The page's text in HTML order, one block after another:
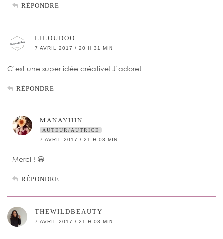
RÉPONDRE
LILOUDOO
7 AVRIL 2017 / 20 H 31 MIN
C’est une super idée créative! J’adore!
RÉPONDRE
MANAYIIIN
AUTEUR/AUTRICE
7 AVRIL 2017 / 21 H 03 MIN
Merci ! 😀
RÉPONDRE
THEWILDBEAUTY
7 AVRIL 2017 / 21 H 03 MIN